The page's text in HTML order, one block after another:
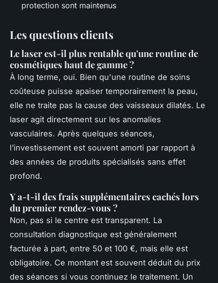
protection sont maintenus
Les questions clients
Le laser est-il plus rentable qu'une routine de
cosmétiques haut de gamme ?
À long terme, oui. Bien qu'une routine de soins
coûteuse puisse apaiser temporairement la peau,
elle ne traite pas la cause des vaisseaux dilatés. Le
laser agit directement sur les anomalies
vasculaires. Après quelques séances,
l’investissement est souvent amorti par rapport à
des années de produits spécialisés sans effet
profond.
Y a-t-il des frais supplémentaires cachés lors
du premier rendez-vous ?
Non, pas si le centre est transparent. La
consultation diagnostique est généralement
facturée à part, entre 50 et 100 €, mais elle est
obligatoire. Ce montant est souvent déduit du prix
des séances si vous continuez le traitement. Un